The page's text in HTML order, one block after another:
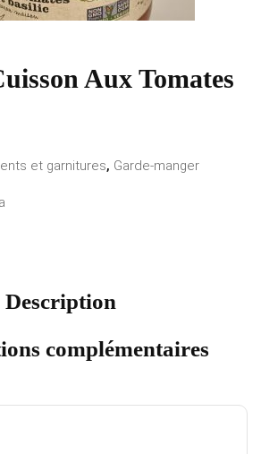
Aux Tomates
et garnitures, Garde-manger
Description
complémentaires